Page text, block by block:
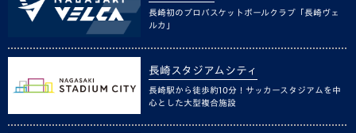
長崎初のプロバスケットボールクラブ「長崎ヴェ
ルカ」
長崎スタジアムシティ
長崎駅から徒歩約10分！サッカースタジアムを中
心とした大型複合施設